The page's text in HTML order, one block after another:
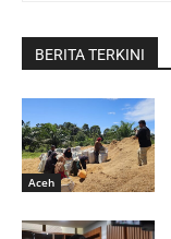
BERITA TERKINI
Aceh